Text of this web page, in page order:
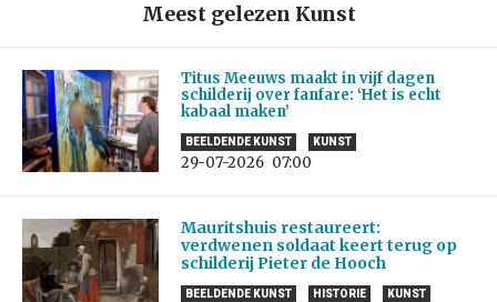
Meest gelezen Kunst
Titus Meeuws maakt in vijf dagen
schilderij over fanfare: ‘Het is echt
kabaal maken’
BEELDENDE KUNST KUNST
29-07-2026 07:00
Mauritshuis restaureert:
verdwenen soldaat keert terug op
schilderij Pieter de Hooch
BEELDENDE KUNST HISTORIE KUNST